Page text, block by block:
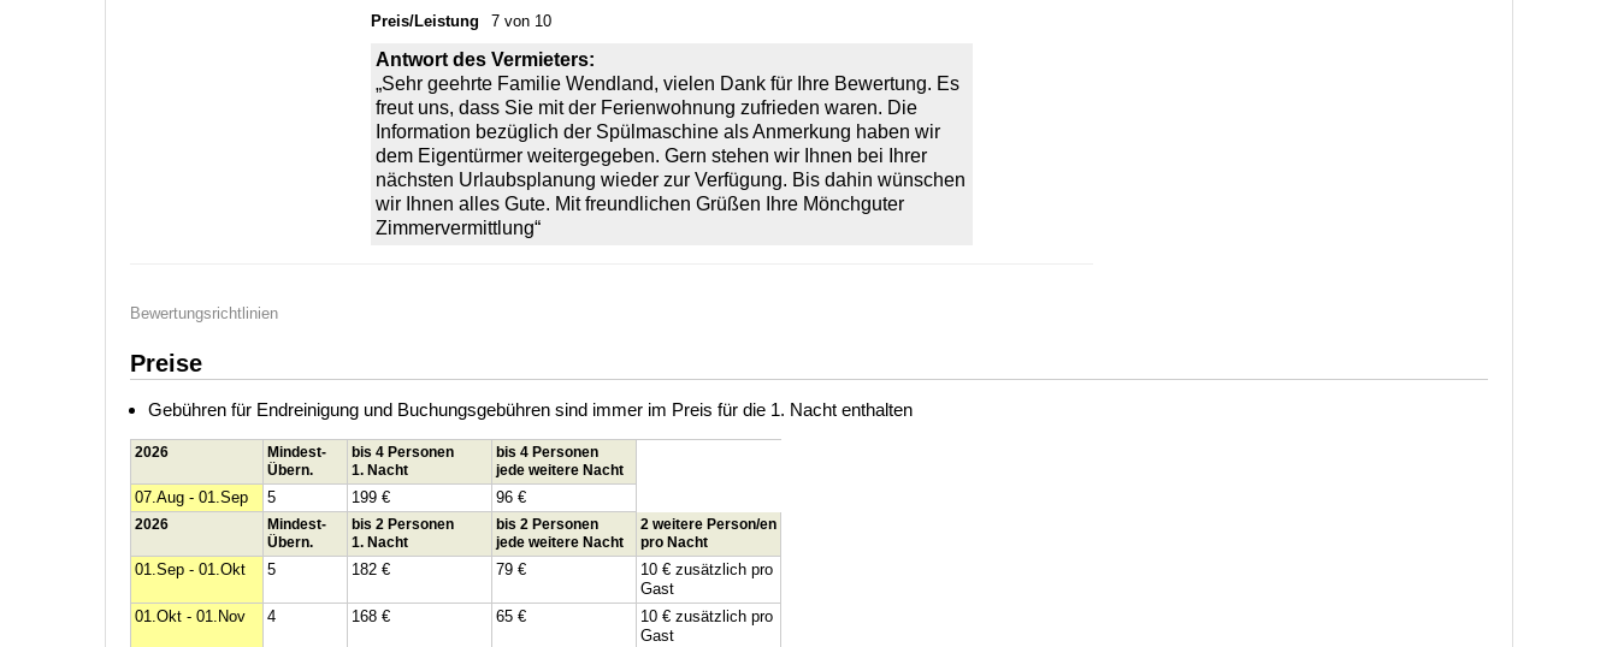
Preis/Leistung
7 von 10
Antwort des Vermieters:
„Sehr geehrte Familie Wendland, vielen Dank für Ihre Bewertung. Es
freut uns, dass Sie mit der Ferienwohnung zufrieden waren. Die
Information bezüglich der Spülmaschine als Anmerkung haben wir
dem Eigentürmer weitergegeben. Gern stehen wir Ihnen bei Ihrer
nächsten Urlaubsplanung wieder zur Verfügung. Bis dahin wünschen
wir Ihnen alles Gute. Mit freundlichen Grüßen Ihre Mönchguter
Zimmervermittlung“
Bewertungsrichtlinien
Preise
Gebühren für Endreinigung und Buchungsgebühren sind immer im Preis für die 1. Nacht enthalten
2026
Mindest-
Übern.
bis 4 Personen
1. Nacht
bis 4 Personen
jede weitere Nacht
07.Aug - 01.Sep 5 199 € 96 €
2026
Mindest-
Übern.
bis 2 Personen
1. Nacht
bis 2 Personen
jede weitere Nacht
2 weitere Person/en
pro Nacht
01.Sep - 01.Okt 5 182 € 79 €
10 € zusätzlich pro
Gast
01.Okt - 01.Nov
4 168 € 65 €
10 € zusätzlich pro
Gast